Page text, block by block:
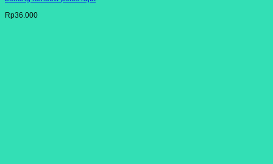
Rp36.000